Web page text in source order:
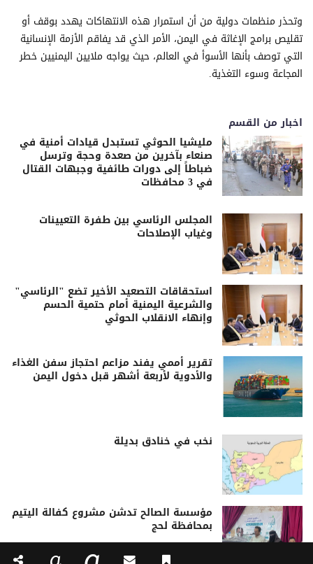
وتحذر منظمات دولية من أن استمرار هذه الانتهاكات يهدد بوقف أو
تقليص برامج الإغاثة في اليمن، الأمر الذي قد يفاقم الأزمة الإنسانية
التي توصف بأنها الأسوأ في العالم، حيث يواجه ملايين اليمنيين خطر
المجاعة وسوء التغذية.
اخبار من القسم
مليشيا الحوثي تستبدل قيادات أمنية في
صنعاء بآخرين من صعدة وحجة وترسل
ضباطاً إلى دورات طائفية وجبهات القتال
في 3 محافظات
المجلس الرئاسي بين طفرة التعيينات
وغياب الإصلاحات
استحقاقات التصعيد الأخير تضع "الرئاسي"
والشرعية اليمنية أمام حتمية الحسم
وإنهاء الانقلاب الحوثي
تقرير أممي يفند مزاعم احتجاز سفن الغذاء
والأدوية لأربعة أشهر قبل دخول اليمن
نخب في خنادق بديلة
مؤسسة الصالح تدشن مشروع كفالة اليتيم
بمحافظة لحج